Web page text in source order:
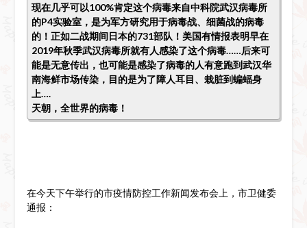
现在几乎可以100%肯定这个病毒来自中科院武汉病毒所
的P4实验室，是为军方研究用于病毒战、细菌战的病毒
的！正如二战期间日本的731部队！美国有情报表明早在
2019年秋季武汉病毒所就有人感染了这个病毒……后来可
能是无意传出，也可能是感染了病毒的人有意跑到武汉华
南海鲜市场传染，目的是为了障人耳目、栽脏到蝙蝠身
上….
天朝，全世界的病毒！
在今天下午举行的市疫情防控工作新闻发布会上，市卫健委
通报：